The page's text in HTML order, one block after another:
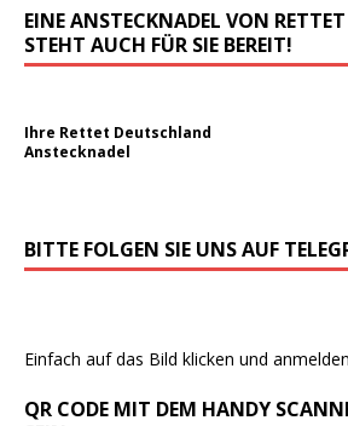
EINE ANSTECKNADEL VON
STEHT AUCH FÜR SIE BEREIT!
Ihre Rettet Deutschland
Anstecknadel
BITTE FOLGEN SIE UNS AUF
Einfach auf das Bild klicken und
QR CODE MIT DEM HANDY